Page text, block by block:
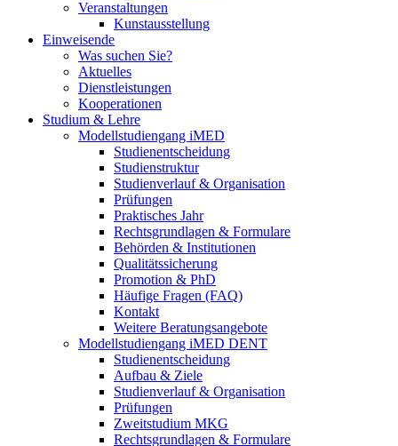
Veranstaltungen
Kunstausstellung
Einweisende
Was suchen Sie?
Aktuelles
Dienstleistungen
Kooperationen
Studium & Lehre
Modellstudiengang iMED
Studienentscheidung
Studienstruktur
Studienverlauf & Organisation
Prüfungen
Praktisches Jahr
Rechtsgrundlagen & Formulare
Behörden & Institutionen
Qualitätssicherung
Promotion & PhD
Häufige Fragen (FAQ)
Kontakt
Weitere Beratungsangebote
Modellstudiengang iMED DENT
Studienentscheidung
Aufbau & Ziele
Studienverlauf & Organisation
Prüfungen
Zweitstudium MKG
Rechtsgrundlagen & Formulare